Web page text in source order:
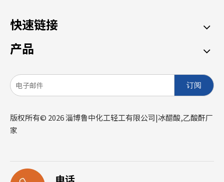
快速链接
产品
订阅
版权所有© 2026淄博鲁中化工轻工有限公司|冰醋酸,乙酸酐厂
家